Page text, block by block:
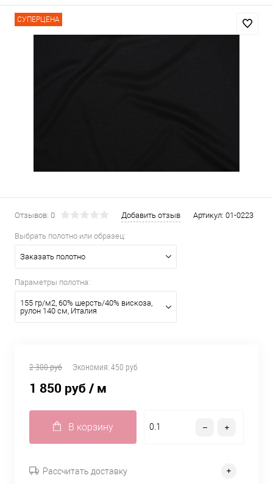
СУПЕРЦЕНА
Отзывов: 0 Добавить отзыв Артикул: 01-0223
Выбрать полотно или образец:
Заказать полотно
Параметры полотна:
155 гр/м2, 60% шерсть/40% вискоза,
рулон 140 см, Италия
2 300 руб Экономия: 450 руб
1 850 руб/ м
В корзину
Рассчитать доставку